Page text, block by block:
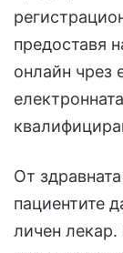
предоставя
онлайн чрез
От
пациентите
личен